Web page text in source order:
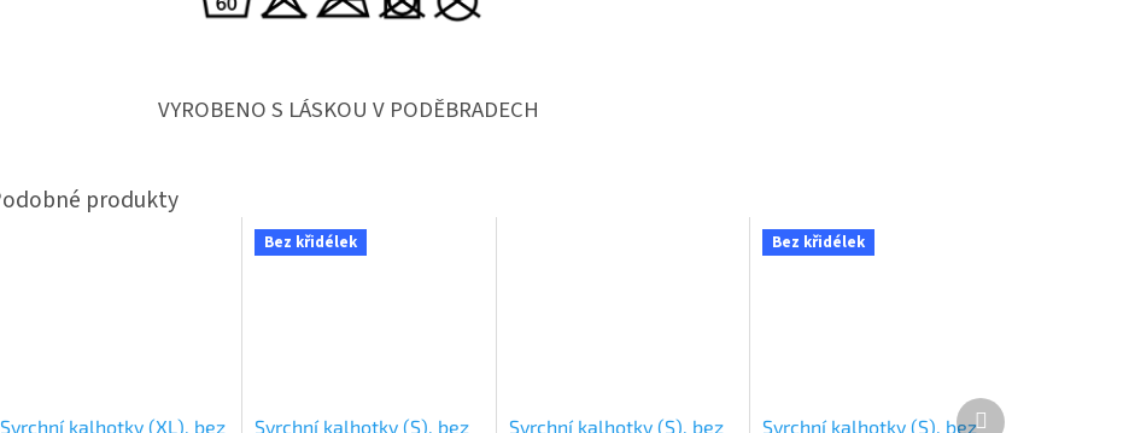
VYROBENO S LÁSKOU V PODĚBRADECH
Svrchní kalhotky (XL), bez
Bez křidélek
Svrchní kalhotky (S), bez
Svrchní kalhotky (S), bez
Bez křidélek
Svrchní kalhotky (S), bez
Další